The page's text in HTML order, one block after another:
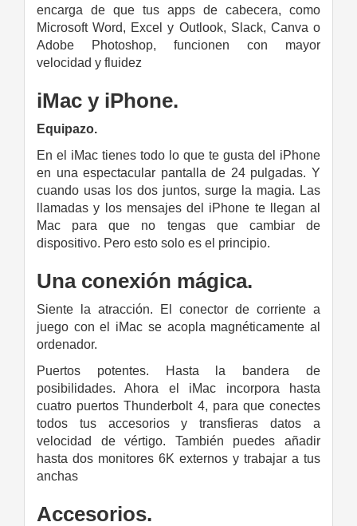
encarga de que tus apps de cabecera, como
Microsoft Word, Excel y Outlook, Slack, Canva o
Adobe Photoshop, funcionen con mayor
velocidad y fluidez
iMac y iPhone.
Equipazo.
En el iMac tienes todo lo que te gusta del iPhone
en una espectacular pantalla de 24 pulgadas. Y
cuando usas los dos juntos, surge la magia. Las
llamadas y los mensajes del iPhone te llegan al
Mac para que no tengas que cambiar de
dispositivo. Pero esto solo es el principio.
Una conexión mágica.
Siente la atracción. El conector de corriente a
juego con el iMac se acopla magnéticamente al
ordenador.
Puertos potentes. Hasta la bandera de
posibilidades. Ahora el iMac incorpora hasta
cuatro puertos Thunderbolt 4, para que conectes
todos tus accesorios y transfieras datos a
velocidad de vértigo. También puedes añadir
hasta dos monitores 6K externos y trabajar a tus
anchas
Accesorios.